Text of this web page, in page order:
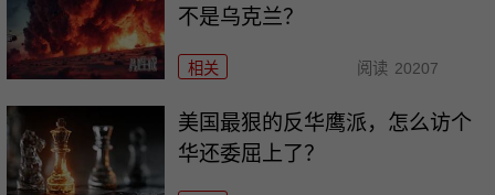
不是乌克兰？
相关 阅读 20207
美国最狠的反华鹰派，怎么访个
华还委屈上了？